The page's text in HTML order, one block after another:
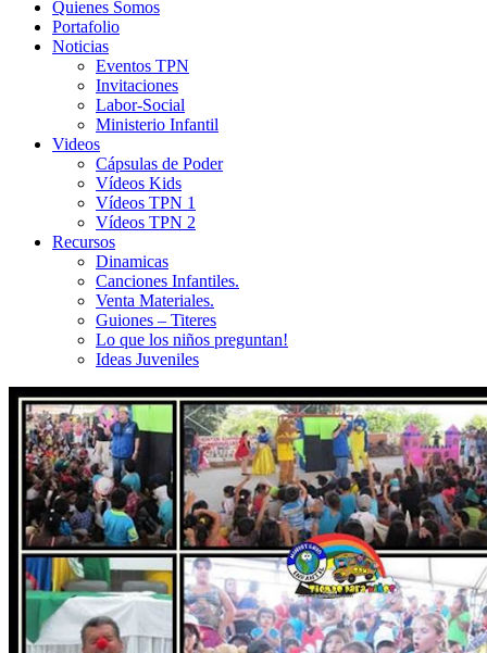
Quienes Somos
Portafolio
Noticias
Eventos TPN
Invitaciones
Labor-Social
Ministerio Infantil
Videos
Cápsulas de Poder
Vídeos Kids
Vídeos TPN 1
Vídeos TPN 2
Recursos
Dinamicas
Canciones Infantiles.
Venta Materiales.
Guiones – Titeres
Lo que los niños preguntan!
Ideas Juveniles